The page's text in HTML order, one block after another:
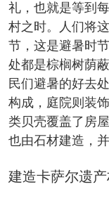
礼，也就是等到
村之时。人们将
节，这是避暑时
处都是棕榈树荫
民们避暑的好去
构成，庭院则装
类贝壳覆盖了房
也由石材建造，
建造卡萨尔遗